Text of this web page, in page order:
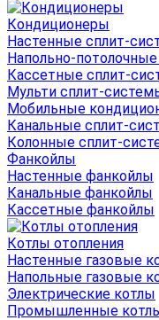
Кондиционеры
Настенные сплит-
Напольно-
Кассетные сплит-
Мульти сплит-
Мобильные
Канальные сплит-
Колонные сплит-
Фанкойлы
Настенные фанкойлы
Канальные фанкойлы
Кассетные фанкойлы
Котлы отопления
Настенные газовые
Напольные газовые
Электрические котлы
Промышленные